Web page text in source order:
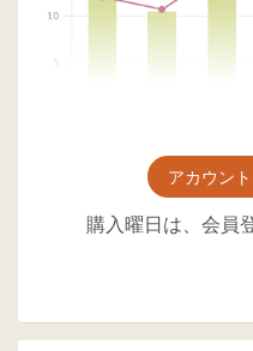
アカウン
購入曜日は、会員